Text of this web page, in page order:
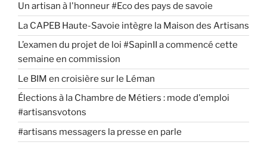
Un artisan à l'honneur #Eco des pays de savoie
La CAPEB Haute-Savoie intègre la Maison des Artisans
L’examen du projet de loi #SapinII a commencé cette
semaine en commission
Le BIM en croisière sur le Léman
Élections à la Chambre de Métiers : mode d'emploi
#artisansvotons
#artisans messagers la presse en parle